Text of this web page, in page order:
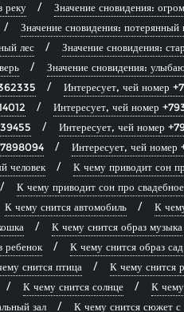
реку Значение сновидения:
Значение сновидения: потерянный
лес Значение сновидения:
Значение сновидения:
Интересует, чей номер
Интересует, чей номер
Интересует, чей номер
Интересует, чей
человек К чему приводит сон
К чему приводит сон про
К чему снится автомобиль К
К чему снится образ музыка
ребенок К чему снится образ сад
снится птица К чему снится
К чему снится солнце К чему
зал К чему снится сюжет с